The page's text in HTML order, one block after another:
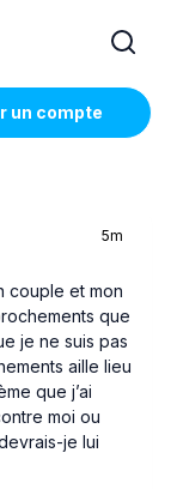
un compte
5m
couple et mon
que
je ne suis pas
aille lieu
que j’ai
moi ou
je lui